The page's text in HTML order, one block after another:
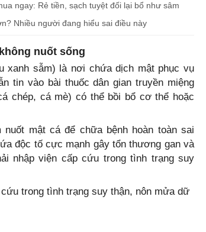
ngay: Rẻ tiền, sạch tuyệt đối lại bổ như sâm
Nhiều người đang hiểu sai điều này
nuốt sống
xanh sẫm) là nơi chứa dịch mật phục vụ
tin vào bài thuốc dân gian truyền miệng
chép, cá mè) có thể bồi bổ cơ thể hoặc
nuốt mật cá để chữa bệnh hoàn toàn sai
độc tố cực mạnh gây tổn thương gan và
nhập viện cấp cứu trong tình trạng suy
trong tình trạng suy thận, nôn mửa dữ